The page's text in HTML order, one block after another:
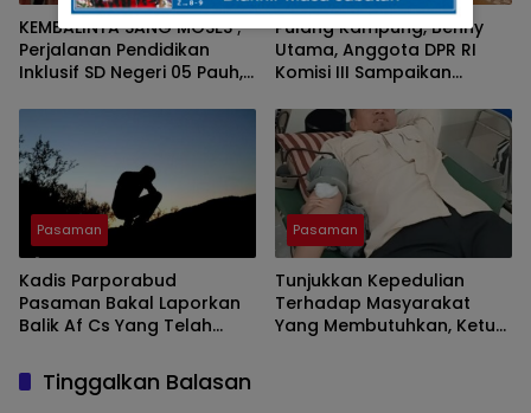
KEMBALINYA SANG MOSES ;
Perjalanan Pendidikan
Inklusif SD Negeri 05 Pauh,
Oleh : Rahmawati Ismar SS
( Guru SDN Pauh , Lubuk
Sikaping, Pasaman.)
Pulang Kampung, Benny
Utama, Anggota DPR RI
Komisi III Sampaikan
Wartawan Di Pasaman
Pasaman
Kadis Parporabud
Pasaman Bakal Laporkan
Balik Af Cs Yang Telah
Melaporkannya
Pasaman
Tunjukkan Kepedulian
Terhadap Masyarakat
Yang Membutuhkan, Ketua
Tinggalkan Balasan